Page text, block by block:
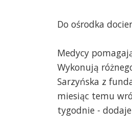
Do ośrodka
Medycy
Wykonują
Sarzyńska z
miesiąc temu
tygodnie -